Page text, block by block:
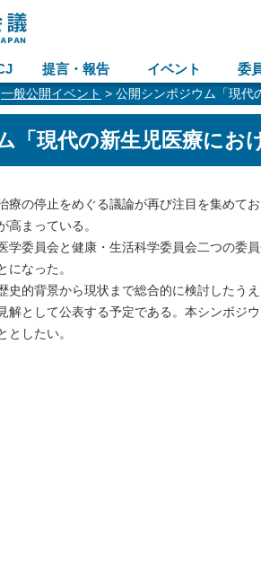
提言・報告 イベント 委
一般公開イベント > 公開シンポジウム「現代
「現代の新生児医療にお
の停止をめぐる議論が再び注目を集めて
高まっている。
委員会と健康・生活科学委員会二つの委
になった。
的背景から現状まで総合的に検討したう
解として公表する予定である。本シンボジ
としたい。